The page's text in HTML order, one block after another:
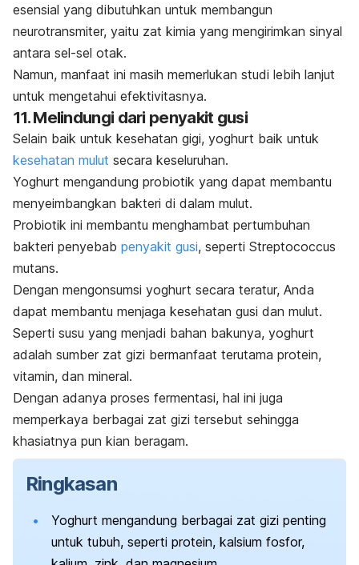
esensial yang dibutuhkan untuk membangun
neurotransmiter, yaitu zat kimia yang mengirimkan sinyal
antara sel-sel otak.
Namun, manfaat ini masih memerlukan studi lebih lanjut
untuk mengetahui efektivitasnya.
11. Melindungi dari penyakit gusi
Selain baik untuk kesehatan gigi, yoghurt baik untuk
kesehatan mulut secara keseluruhan.
Yoghurt mengandung probiotik yang dapat membantu
menyeimbangkan bakteri di dalam mulut.
Probiotik ini membantu menghambat pertumbuhan
bakteri penyebab penyakit gusi, seperti Streptococcus
mutans.
Dengan mengonsumsi yoghurt secara teratur, Anda
dapat membantu menjaga kesehatan gusi dan mulut.
Seperti susu yang menjadi bahan bakunya, yoghurt
adalah sumber zat gizi bermanfaat terutama protein,
vitamin, dan mineral.
Dengan adanya proses fermentasi, hal ini juga
memperkaya berbagai zat gizi tersebut sehingga
khasiatnya pun kian beragam.
Ringkasan
Yoghurt mengandung berbagai zat gizi penting
untuk tubuh, seperti protein, kalsium fosfor,